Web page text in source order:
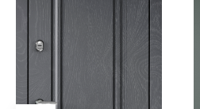
Аргаяш
Аркадак